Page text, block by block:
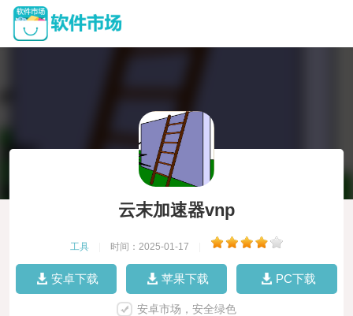
云末加速器vnp
工具 时间：2025-01-17
安卓下载 苹果下载 PC下载
安卓市场，安全绿色